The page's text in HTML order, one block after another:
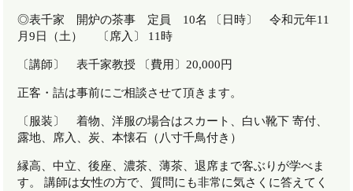
◎表千家 開炉の茶事 定員 10名 〔日時〕 令和元年11
月9日（土） 〔席入〕 11時
〔講師〕 表千家教授 〔費用〕20,000円
正客・詰は事前にご相談させて頂きます。
〔服装〕 着物、洋服の場合はスカート、白い靴下 寄付、
露地、席入、炭、本懐石（八寸千鳥付き）
縁高、中立、後座、濃茶、薄茶、退席まで客ぶりが学べま
す。 講師は女性の方で、質問にも非常に気さくに答えてく